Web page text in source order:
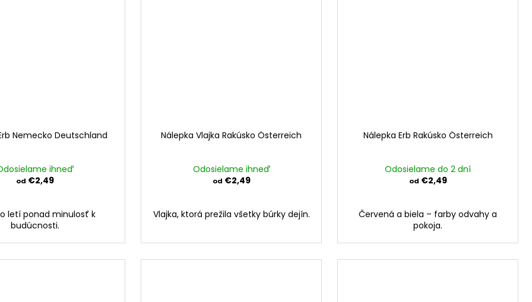
Nemecko Deutschland
ihneď
od €2,49
letí ponad minulosť k
budúcnosti.
Nálepka Vlajka Rakúsko Österreich
Odosielame ihneď
od €2,49
Vlajka, ktorá prežila všetky búrky dejín.
Nálepka Erb Rakúsko Österreich
Odosielame do 2 dní
od €2,49
Červená a biela – farby odvahy a
pokoja.